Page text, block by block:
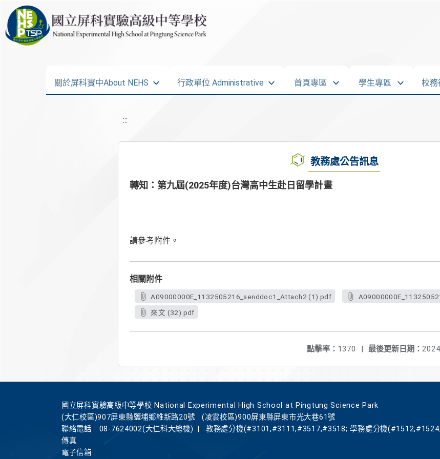
關於屏科實中About NEHS 行政單位 Administrative 首頁專區 學生專區 校務
:::
教務處公告訊息
轉知：第九屆(2025年度)台灣高中生赴日留學計畫
請參考附件。
相關附件
A09000000E_1132505216_senddoc1_Attach2 (1).pdf
來文 (32).pdf
最後更新日期：
點擊率： 1370 |
國立屏科實驗高級中等學校 National Experimental High School at Pingtung Science Park
(大仁校區)907屏東縣鹽埔鄉維新路20號
(凌雲校區)900屏東縣屏東市光大巷61號
聯絡電話
08-7624002(大仁科大總機)
教務處分機(#3101,#3111,#3517,#3518; 學務處分機
傳真
電子信箱